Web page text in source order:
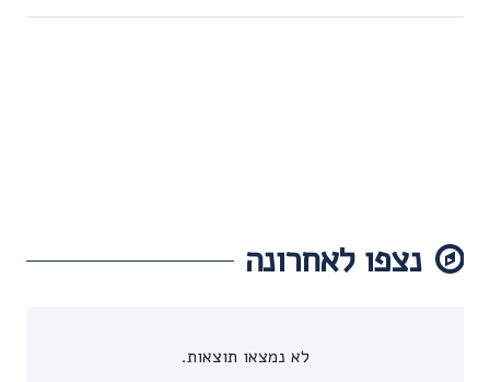
נצפו לאחרונה
לא נמצאו תוצאות.